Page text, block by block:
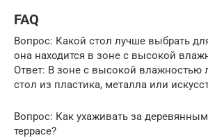
FAQ
Вопрос: Какой стол лучше выбрать
она находится в зоне с высокой
Ответ: В зоне с высокой влажностью
стол из пластика, металла или
Вопрос: Как ухаживать за
террасе?